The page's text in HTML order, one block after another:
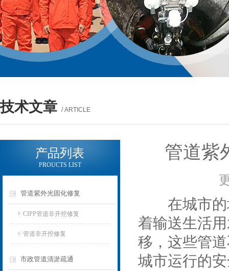
技术文章 / ARTICLE
产品列表
PROUCTS LIST
管道紫外光固化修复
CIPP管道非开挖修复
管道非开挖修复
市政管道清淤疏通
管道紫
在城市的
着输送生活
移，这些管
城市运行的